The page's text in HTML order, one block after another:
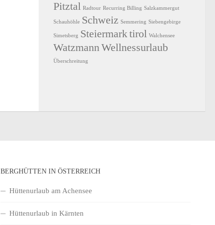
Pitztal Radtour Recurring Billing Salzkammergut
Schauhöhle Schweiz Semmering Siebengebirge
Simetsberg Steiermarktirol Walchensee
WatzmannWellnessurlaub
Überschreitung
BERGHÜTTEN IN ÖSTERREICH
Hüttenurlaub am Achensee
Hüttenurlaub in Kärnten